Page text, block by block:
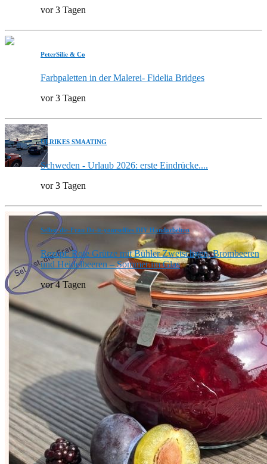
vor 3 Tagen
PeterSilie & Co
Farbpaletten in der Malerei- Fidelia Bridges
vor 3 Tagen
ULRIKES SMAATING
Schweden - Urlaub 2026: erste Eindrücke....
vor 3 Tagen
Selbst-die-Frau Do-it-yourselfies DIY Handarbeiten
Rezept: Rote Grütze mit Bühler Zwetschgen, Brombeeren
und Heidelbeeren – Sommer im Glas
vor 4 Tagen